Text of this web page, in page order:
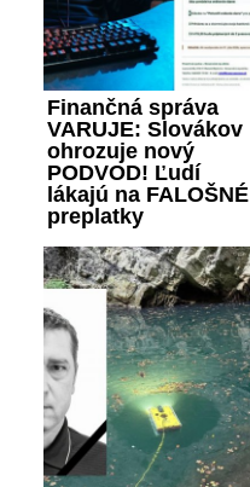
Finančná správa
VARUJE: Slovákov
ohrozuje nový
PODVOD! Ľudí
lákajú na FALOŠNÉ
preplatky